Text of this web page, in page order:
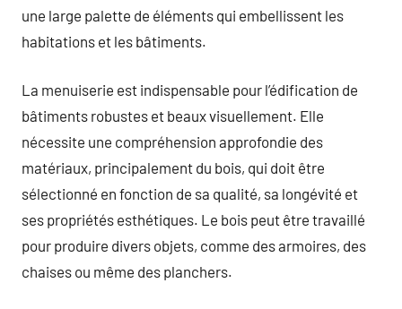
une large palette de éléments qui embellissent les
habitations et les bâtiments.
La menuiserie est indispensable pour l’édification de
bâtiments robustes et beaux visuellement. Elle
nécessite une compréhension approfondie des
matériaux, principalement du bois, qui doit être
sélectionné en fonction de sa qualité, sa longévité et
ses propriétés esthétiques. Le bois peut être travaillé
pour produire divers objets, comme des armoires, des
chaises ou même des planchers.